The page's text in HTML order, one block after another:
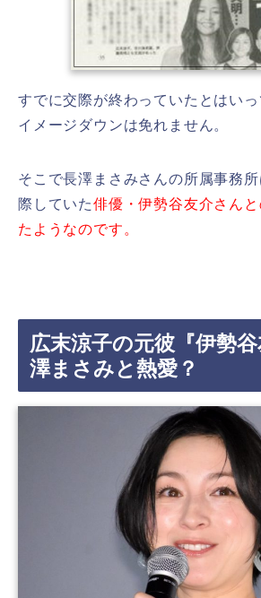
すでに交際が終わっていたとはい
イメージダウンは免れません。
そこで長澤まさみさんの所属事務
際していた俳優・伊勢谷友介さん
たようなのです。
広末涼子の元彼『伊勢
澤まさみと熱愛？